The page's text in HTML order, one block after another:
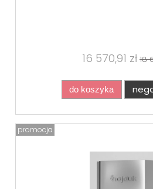
16 570,91 zł 18
do koszyka
promocja